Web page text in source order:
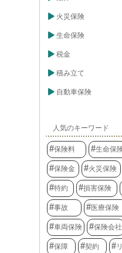
火災保険
生命保険
税金
積み立て
自動車保険
人気のキーワード
保険料 生命保
保険金 火災保険
特約 損害保険
事故 医療保険
車両保険 保険会社
保障 契約